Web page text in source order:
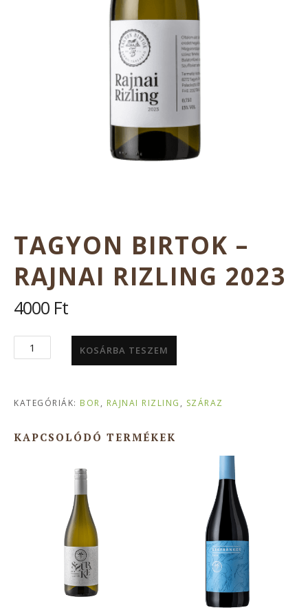
TAGYON BIRTOK –
RAJNAI RIZLING 2023
4000 Ft
TAGYON
BIRTOK
KOSÁRBA TESZEM
KATEGÓRIÁK: BOR, RAJNAI RIZLING , SZÁRAZ
KAPCSOLÓDÓ TERMÉKEK